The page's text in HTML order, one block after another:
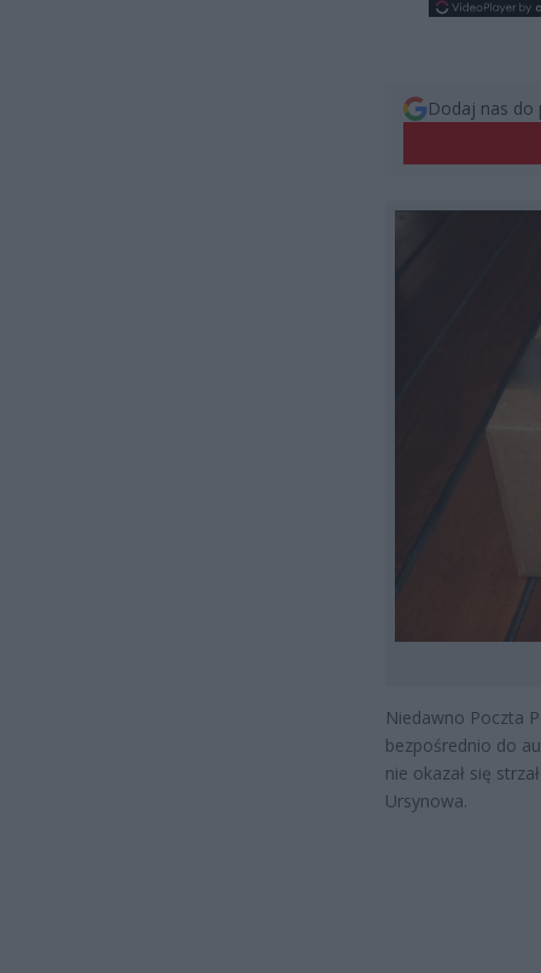
Dodaj nas do
Niedawno Poczta
bezpośrednio do
nie okazał się
Ursynowa.